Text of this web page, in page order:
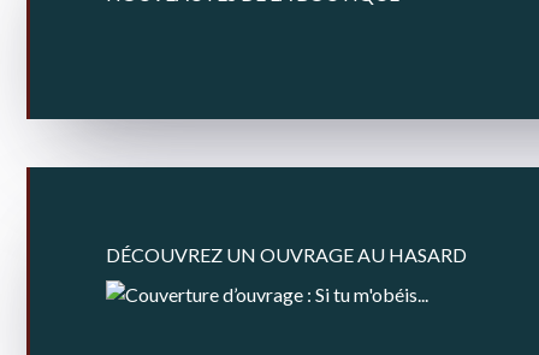
DÉCOUVREZ UN OUVRAGE AU HASARD